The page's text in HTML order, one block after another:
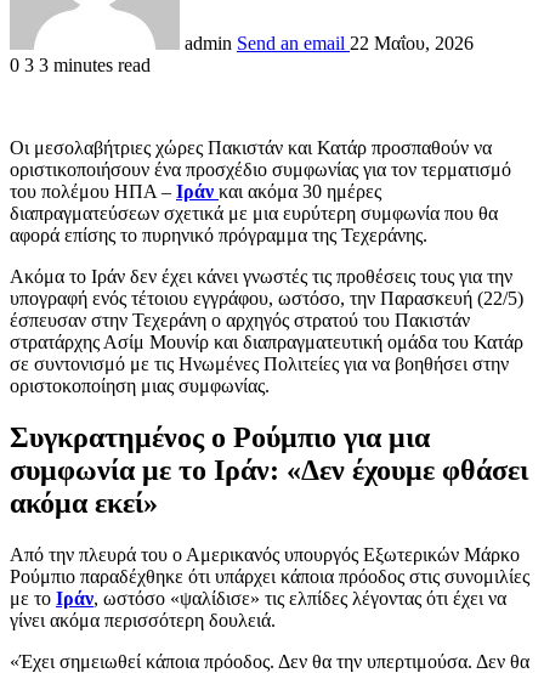
admin Send an email 22 Μαΐου, 2026
0 3 3 minutes read
Οι μεσολαβήτριες χώρες Πακιστάν και Κατάρ προσπαθούν να
οριστικοποιήσουν ένα προσχέδιο συμφωνίας για τον τερματισμό
του πολέμου ΗΠΑ – Ιράν και ακόμα 30 ημέρες
διαπραγματεύσεων σχετικά με μια ευρύτερη συμφωνία που θα
αφορά επίσης το πυρηνικό πρόγραμμα της Τεχεράνης.
Ακόμα το Ιράν δεν έχει κάνει γνωστές τις προθέσεις τους για την
υπογραφή ενός τέτοιου εγγράφου, ωστόσο, την Παρασκευή (22/5)
έσπευσαν στην Τεχεράνη ο αρχηγός στρατού του Πακιστάν
στρατάρχης Ασίμ Μουνίρ και διαπραγματευτική ομάδα του Κατάρ
σε συντονισμό με τις Ηνωμένες Πολιτείες για να βοηθήσει στην
οριστοκοποίηση μιας συμφωνίας.
Συγκρατημένος ο Ρούμπιο για μια
συμφωνία με το Ιράν: «Δεν έχουμε φθάσει
ακόμα εκεί»
Από την πλευρά του ο Αμερικανός υπουργός Εξωτερικών Μάρκο
Ρούμπιο παραδέχθηκε ότι υπάρχει κάποια πρόοδος στις συνομιλίες
με το Ιράν, ωστόσο «ψαλίδισε» τις ελπίδες λέγοντας ότι έχει να
γίνει ακόμα περισσότερη δουλειά.
«Έχει σημειωθεί κάποια πρόοδος. Δεν θα την υπερτιμούσα. Δεν θα